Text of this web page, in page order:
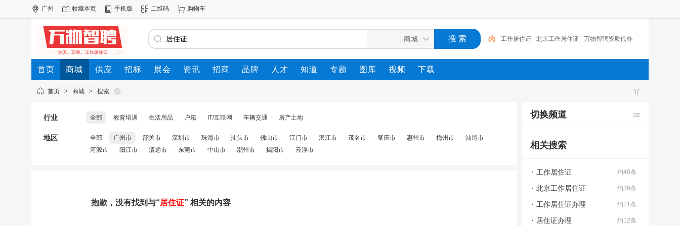
广州 收藏本页 手机版 二维码 购物车
工作居住证 北京工作居住证 万物智聘资质代办
自考 工作居住证办理 菜鸟无忧 居住证办理 亿菲
润滑油 幼升小 居住证
首页 商城 供应 招标 展会 资讯 招商 品牌 人才 知道 专题 图库 视频 下载
首页 > 商城 > 搜索
行业 全部 教育培训 生活用品 户籍 IT/互联网 车辆交通 房产土地
地区 全部 广州市 韶关市 深圳市 珠海市 汕头市 佛山市 江门市 湛江市 茂名市 肇庆市 惠州市 梅州市
汕尾市
河源市
阳江市 清远市 东莞市 中山市 潮州市 揭阳市 云浮市
抱歉，没有找到与“居住证” 相关的内容
切换频道
相关搜索
约40条
工作居住证
约38条
北京工作居住证
约11条
工作居住证办理
约12条
居住证办理